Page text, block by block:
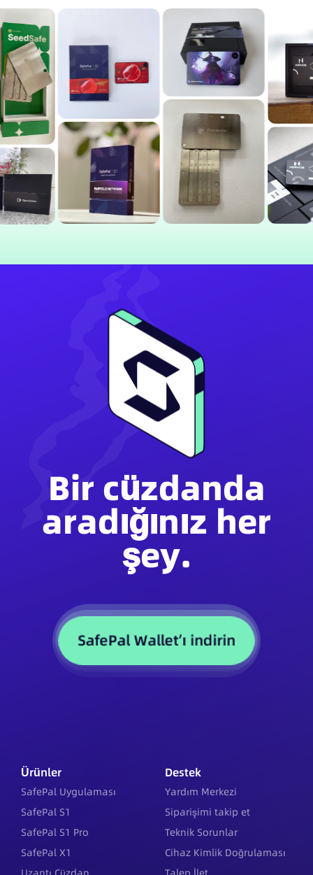
Bir cüzdanda
aradığınız her
şey.
SafePal Wallet’ı indirin
Ürünler
SafePal Uygulaması
SafePal S1
SafePal S1 Pro
SafePal X1
Destek
Yardım Merkezi
Siparişimi takip et
Teknik Sorunlar
Cihaz Kimlik Doğrulaması